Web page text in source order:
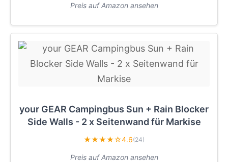
Preis auf Amazon ansehen
your GEAR Campingbus Sun + Rain Blocker
Side Walls - 2 x Seitenwand für Markise
★★★★☆4.6(24)
Preis auf Amazon ansehen